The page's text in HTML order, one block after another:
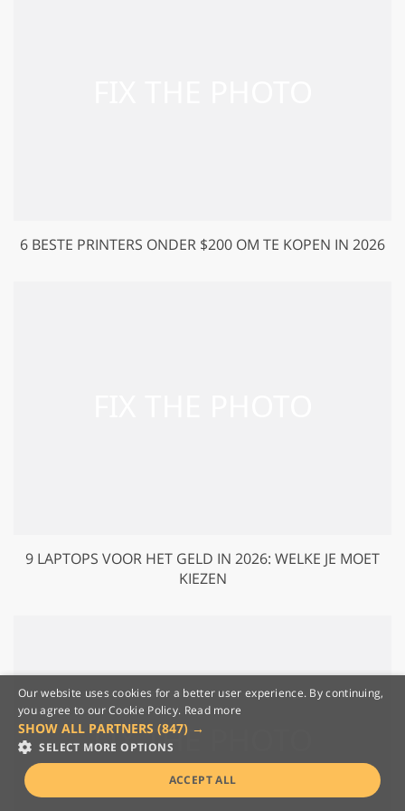
6 BESTE PRINTERS ONDER $200 OM TE KOPEN IN 2026
9 LAPTOPS VOOR HET GELD IN 2026: WELKE JE MOET
KIEZEN
Our website uses cookies for a better user experience. By continuing,
you agree to our Cookie Policy. Read more
SHOW ALL PARTNERS (847) →
SELECT MORE OPTIONS
ACCEPT ALL